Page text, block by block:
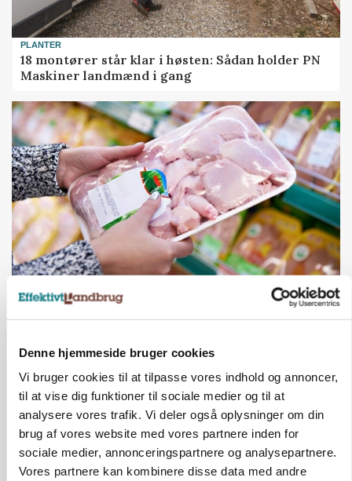
Denne hjemmeside bruger cookies
Vi bruger cookies til at tilpasse vores indhold og annoncer,
til at vise dig funktioner til sociale medier og til at
analysere vores trafik. Vi deler også oplysninger om din
brug af vores website med vores partnere inden for
sociale medier, annonceringspartnere og analysepartnere.
Vores partnere kan kombinere disse data med andre
PLANTER
18 montører står klar i høsten: Sådan holder PN
Maskiner landmænd i gang
MARKEDSFOKUS
Prisgab på 20 kroner pr. kg vokser: Polsk kylling
presser markedet